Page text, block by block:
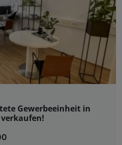
Gewerbeeinheit in
verkaufen!